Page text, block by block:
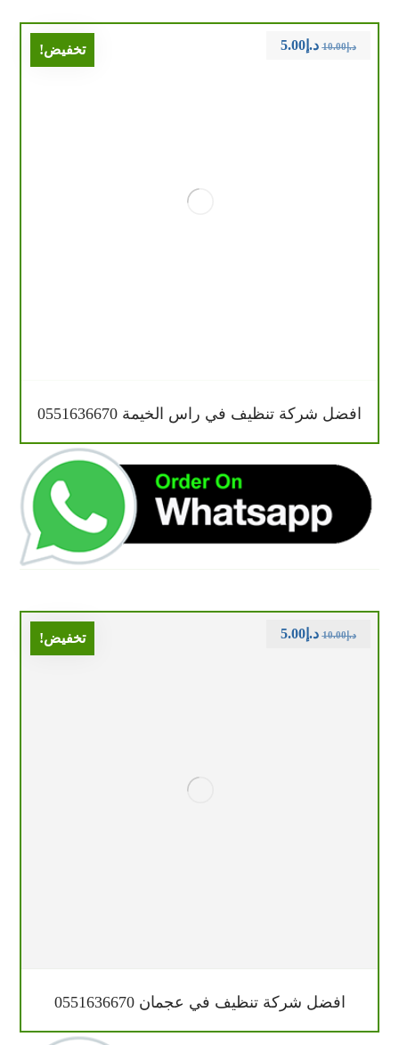
تخفيض!
افضل شركة تنظيف في راس الخيمة 0551636670
د.إ10.00 د.إ5.00
تخفيض!
افضل شركة تنظيف في عجمان 0551636670
د.إ10.00 د.إ5.00